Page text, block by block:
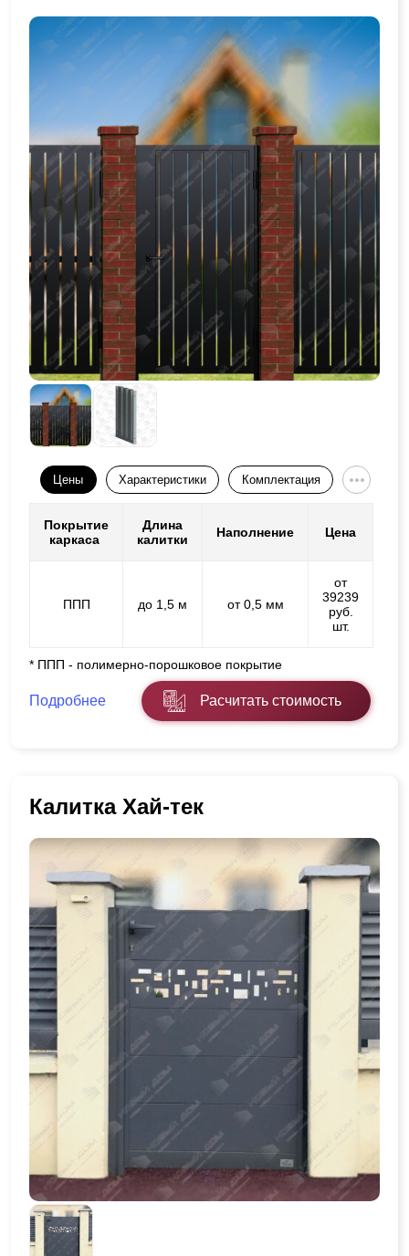
Цены Характеристики Комплектация
Покрытие
каркаса
Длина
калитки
Наполнение Цена
ППП до 1,5 м от 0,5 мм
от
39239
руб.
шт.
* ППП - полимерно-порошковое покрытие
Подробнее Расчитать стоимость
Калитка Хай-тек